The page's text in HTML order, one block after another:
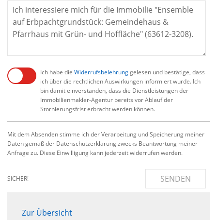
Ich habe die Widerrufsbelehrunggelesen und bestätige, dass
ich über die rechtlichen Auswirkungen informiert wurde. Ich
bin damit einverstanden, dass die Dienstleistungen der
Immobilienmakler-Agentur bereits vor Ablauf der
Stornierungsfrist erbracht werden können.
Mit dem Absenden stimme ich der Verarbeitung und Speicherung meiner
Daten gemäß der Datenschutzerklärung zwecks Beantwortung meiner
Anfrage zu. Diese Einwilligung kann jederzeit widerrufen werden.
SICHER! SENDEN
Zur Übersicht